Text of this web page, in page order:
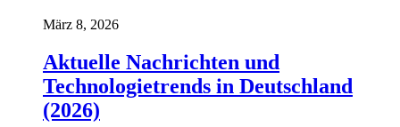
März 8, 2026
Aktuelle Nachrichten und
Technologietrends in Deutschland
(2026)